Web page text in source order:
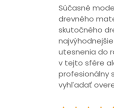
Súčasné
drevného
skutočného
utesnenia do
v tejto sfére
profesionálny
vyhľadať